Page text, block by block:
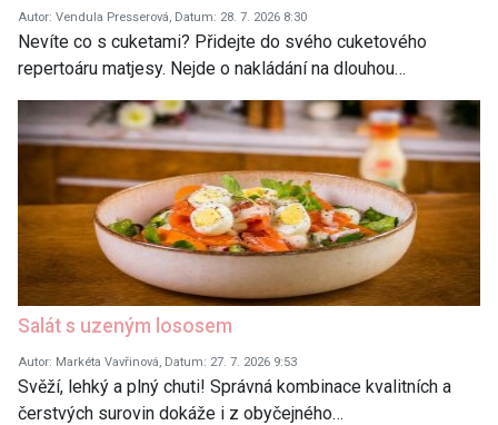
Autor: Vendula Presserová, Datum: 28. 7. 2026 8:30
Nevíte co s cuketami? Přidejte do svého cuketového
repertoáru matjesy. Nejde o nakládání na dlouhou…
Salát s uzeným lososem
Autor: Markéta Vavřinová, Datum: 27. 7. 2026 9:53
Svěží, lehký a plný chuti! Správná kombinace kvalitních a
čerstvých surovin dokáže i z obyčejného…